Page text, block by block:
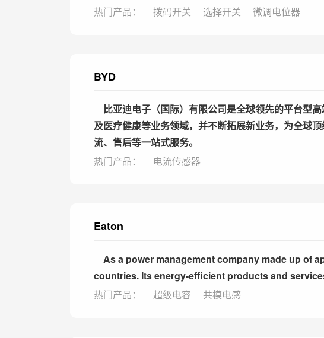
热门产品：
拨码开关 选择开关 微调电位器
BYD
比亚迪电子（国际）有限公司是全球领先的平台型
及医疗健康等业务领域，并不断拓展新业务，为全球
流、售后等一站式服务。
热门产品：
电流传感器
Eaton
As a power management company made up of
countries. Its energy-efficient products and
热门产品：
超级电容 共模电感